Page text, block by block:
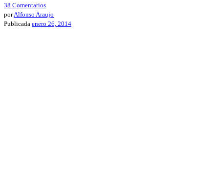
38 Comentarios
porAlfonso Araujo
Publicada enero 26, 2014